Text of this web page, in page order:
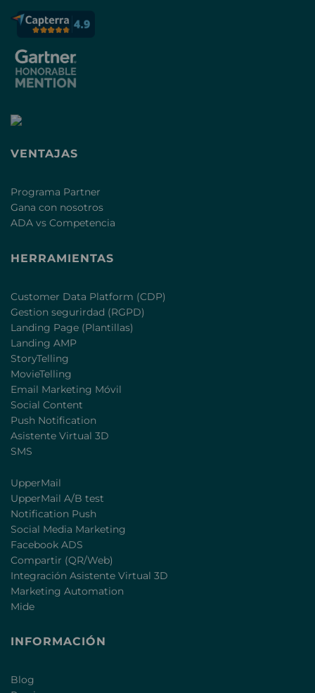
VENTAJAS
Programa Partner
Gana con nosotros
ADA vs Competencia
HERRAMIENTAS
Customer Data Platform (CDP)
Gestion segurirdad (RGPD)
Landing Page (Plantillas)
Landing AMP
StoryTelling
MovieTelling
Email Marketing Móvil
Social Content
Push Notification
Asistente Virtual 3D
SMS
UpperMail
UpperMail A/B test
Notification Push
Social Media Marketing
Facebook ADS
Compartir (QR/Web)
Integración Asistente Virtual 3D
Marketing Automation
Mide
INFORMACIÓN
Blog